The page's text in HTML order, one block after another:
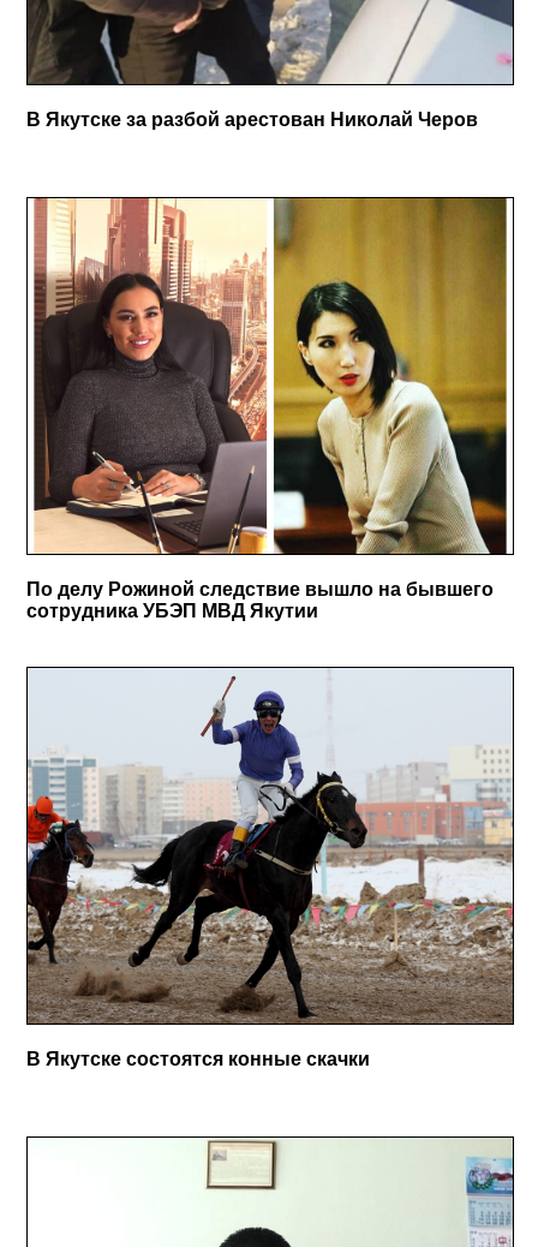
В Якутске за разбой арестован Николай Черов
По делу Рожиной следствие вышло на бывшего
сотрудника УБЭП МВД Якутии
В Якутске состоятся конные скачки